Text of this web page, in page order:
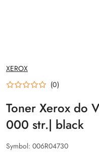
NAZWA
PRODUCENTA:
XEROX
(0)
Toner Xerox do
000 str.| black
Symbol: 006R04730